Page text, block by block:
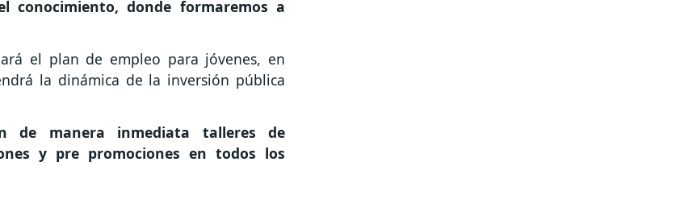
conocimiento, donde formaremos a
el plan de empleo para jóvenes, en
la dinámica de la inversión pública
de manera inmediata talleres de
y pre promociones en todos los